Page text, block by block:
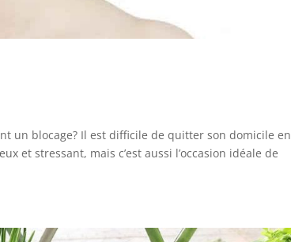
un blocage? Il est difficile de quitter son domicile en
et stressant, mais c’est aussi l’occasion idéale de